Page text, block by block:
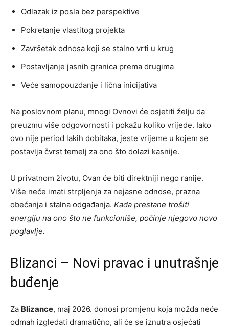
Odlazak iz posla bez perspektive
Pokretanje vlastitog projekta
Završetak odnosa koji se stalno vrti u krug
Postavljanje jasnih granica prema drugima
Veće samopouzdanje i lična inicijativa
Na poslovnom planu, mnogi Ovnovi će osjetiti želju da
preuzmu više odgovornosti i pokažu koliko vrijede. Iako
ovo nije period lakih dobitaka, jeste vrijeme u kojem se
postavlja čvrst temelj za ono što dolazi kasnije.
U privatnom životu, Ovan će biti direktniji nego ranije.
Više neće imati strpljenja za nejasne odnose, prazna
obećanja i stalna odgađanja. Kada prestane trošiti
energiju na ono što ne funkcioniše, počinje njegovo novo
poglavlje.
Blizanci – Novi pravac i unutrašnje
buđenje
Za Blizance, maj 2026. donosi promjenu koja možda neće
odmah izgledati dramatično, ali će se iznutra osjećati